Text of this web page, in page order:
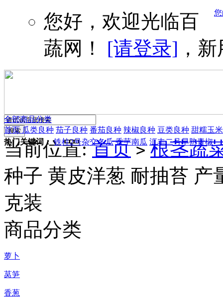
您好，欢迎光临百
蔬网！ [请登录] ，
热门关键词： 铁柱2号杂交冬瓜 香芋南瓜 汇丰二号早熟青椒
全部商品分类
首页 瓜类良种 茄子良种 番茄良种 辣椒良种 豆类良种 甜糯玉米
当前位置:首页 > 根茎蔬
种子 黄皮洋葱 耐抽苔 产
克装
商品分类
萝卜
莴笋
香葱